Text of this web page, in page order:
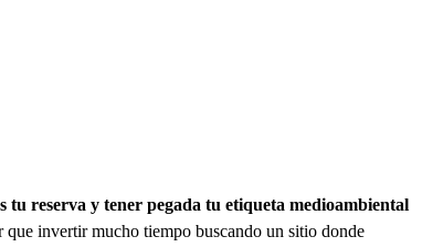
reserva y tener pegada tu etiqueta medioambiental
invertir mucho tiempo buscando un sitio donde